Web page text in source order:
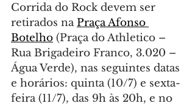
Corrida do Rock devem ser
retirados na Praça Afonso
Botelho (Praça do Athletico –
Rua Brigadeiro Franco, 3.020 –
Água Verde), nas seguintes datas
e horários: quinta (10/7) e sexta-
feira (11/7), das 9h às 20h, e no